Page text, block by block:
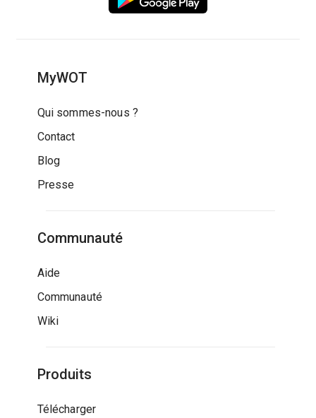
MyWOT
Qui sommes-nous ?
Contact
Blog
Presse
Communauté
Aide
Communauté
Wiki
Produits
Télécharger